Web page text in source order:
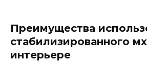
Преимущества
стабилизированного
интерьере